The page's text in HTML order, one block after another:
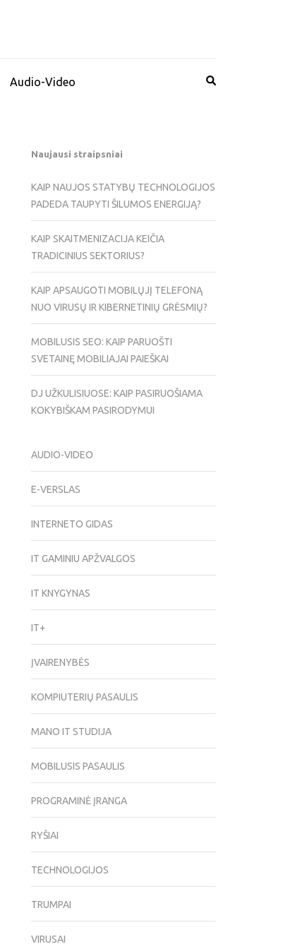
Audio-Video
Naujausi straipsniai
KAIP NAUJOS STATYBŲ TECHNOLOGIJOS
PADEDA TAUPYTI ŠILUMOS ENERGIJĄ?
KAIP SKAITMENIZACIJA KEIČIA
TRADICINIUS SEKTORIUS?
KAIP APSAUGOTI MOBILŲJĮ TELEFONĄ
NUO VIRUSŲ IR KIBERNETINIŲ GRĖSMIŲ?
MOBILUSIS SEO: KAIP PARUOŠTI
SVETAINĘ MOBILIAJAI PAIEŠKAI
DJ UŽKULISIUOSE: KAIP PASIRUOŠIAMA
KOKYBIŠKAM PASIRODYMUI
AUDIO-VIDEO
E-VERSLAS
INTERNETO GIDAS
IT GAMINIU APŽVALGOS
IT KNYGYNAS
IT+
ĮVAIRENYBĖS
KOMPIUTERIŲ PASAULIS
MANO IT STUDIJA
MOBILUSIS PASAULIS
PROGRAMINĖ ĮRANGA
RYŠIAI
TECHNOLOGIJOS
TRUMPAI
VIRUSAI